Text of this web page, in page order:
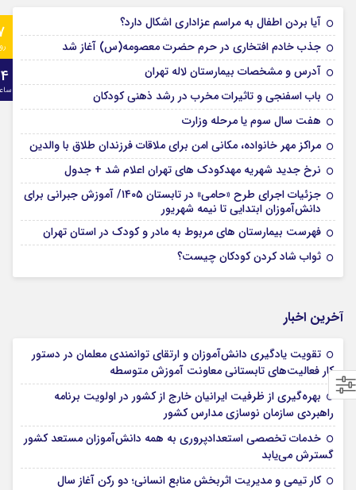
آیا بردن اطفال به مراسم عزادارى اشکال دارد؟
جذب خادم افتخاری در حرم حضرت معصومه(س) آغاز شد
آدرس و مشخصات بیمارستان لاله تهران
باب اسفنجی و تاثیرات مخرب در رشد ذهنی کودکان
هفت سال سوم یا مرحله وزارت
مراکز مهر خانواده، مکانی امن برای ملاقات فرزندان طلاق با والدین
نرخ جدید شهریه مهدکودک های تهران اعلام شد + جدول
جزئیات اجرای طرح «حامی» در تابستان ۱۴۰۵/ آموزش جبرانی برای
دانش‌آموزان ابتدایی تا نیمه شهریور
فهرست بیمارستان های مربوط به مادر و کودک در استان تهران
ثواب شاد کردن کودکان چیست؟
آخرین اخبار
تقویت یادگیری دانش‌آموزان و ارتقای توانمندی معلمان در دستور
کار فعالیت‌های تابستانی معاونت آموزش متوسطه
بهره‌گیری از ظرفیت ایرانیان خارج از کشور در اولویت برنامه
راهبردی سازمان نوسازی مدارس کشور
خدمات تخصصی استعدادپروری به همه دانش‌آموزان مستعد کشور
گسترش می‌یابد
کار تیمی و مدیریت اثربخش منابع انسانی؛ دو رکن آغاز سال